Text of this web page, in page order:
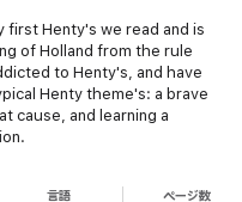
first Henty's we read and is
of Holland from the rule
to Henty's, and have
Henty theme's: a brave
cause, and learning a
言語 ページ数